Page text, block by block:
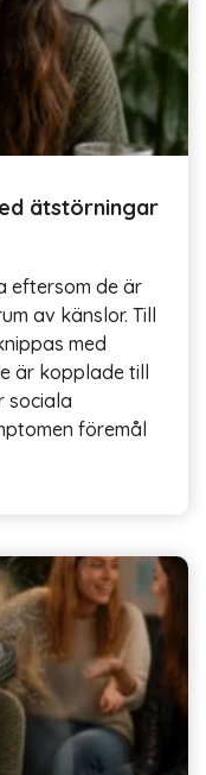
ätstörningar
eftersom de är
av känslor. Till
med
är kopplade till
sociala
föremål